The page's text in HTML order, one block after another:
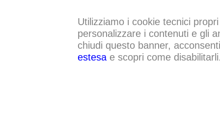
Utilizziamo i cookie tecnici
personalizzare i contenuti e gli
chiudi questo banner,
estesae scopri come